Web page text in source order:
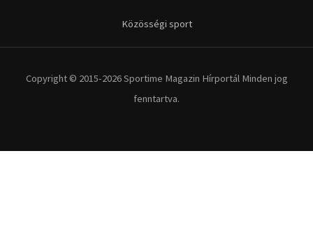
Közösségi sport
Copyright © 2015-2026 Sportime Magazin Hírportál Minden jog
fenntartva.